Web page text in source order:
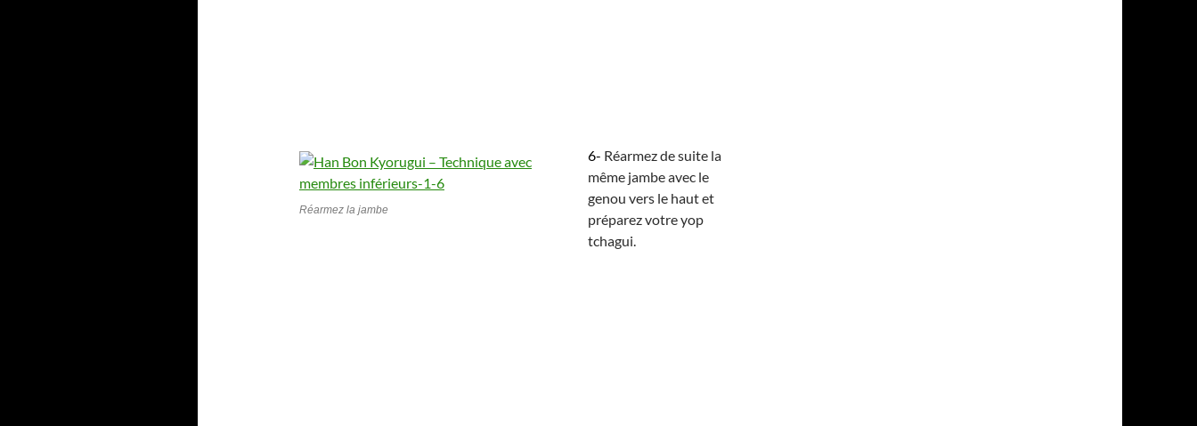
Réarmez la jambe
6- Réarmez de suite la
même jambe avec le
genou vers le haut et
préparez votre yop
tchagui.